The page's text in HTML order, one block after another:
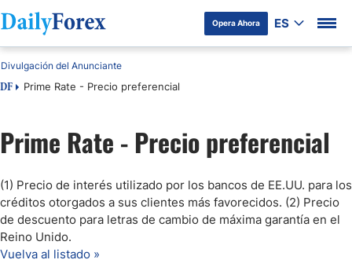
Opera Ahora ES
DF Prime Rate - Precio preferencial
Divulgación del Anunciante
Prime Rate - Precio preferencial
(1) Precio de interés utilizado por los bancos de EE.UU. para los
créditos otorgados a sus clientes más favorecidos. (2) Precio
de descuento para letras de cambio de máxima garantía en el
Reino Unido.
Vuelva al listado »